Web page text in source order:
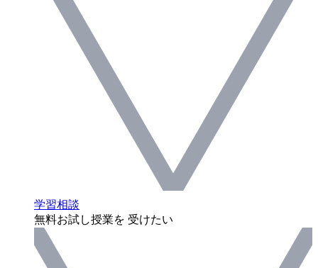
学習相談
無料お試し授業を 受けたい